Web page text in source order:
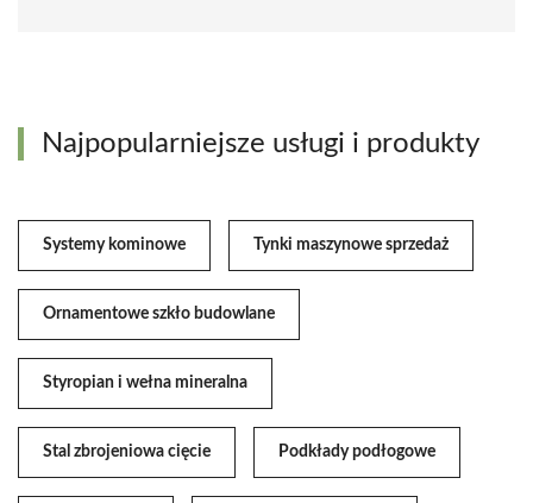
Najpopularniejsze usługi i produkty
Systemy kominowe Tynki maszynowe sprzedaż
Ornamentowe szkło budowlane
Styropian i wełna mineralna
Stal zbrojeniowa cięcie Podkłady podłogowe